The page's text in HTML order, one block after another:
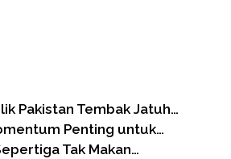
Pakistan Tembak Jatuh…
Penting untuk…
Tak Makan…